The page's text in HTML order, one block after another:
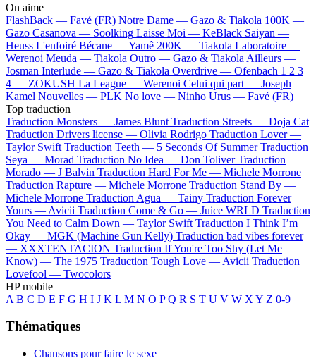
On aime
FlashBack — Favé (FR) Notre Dame — Gazo & Tiakola 100K —
Gazo Casanova — Soolking Laisse Moi — KeBlack Saiyan —
Heuss L'enfoiré Bécane —Yamê 200K — Tiakola Laboratoire —
Werenoi Meuda — Tiakola Outro — Gazo & Tiakola Ailleurs —
Josman Interlude — Gazo & Tiakola Overdrive — Ofenbach 1 2 3
4 — ZOKUSH La League — Werenoi Celui qui part — Joseph
Kamel Nouvelles — PLK No love — Ninho Urus — Favé (FR)
Top traduction
Traduction Monsters — James Blunt Traduction Streets — Doja Cat
Traduction Drivers license — Olivia Rodrigo Traduction Lover —
Taylor Swift Traduction Teeth — 5 Seconds Of Summer Traduction
Seya — Morad Traduction No Idea — Don Toliver Traduction
Morado — J Balvin Traduction Hard For Me — Michele Morrone
Traduction Rapture — Michele Morrone Traduction Stand By —
Michele Morrone Traduction Agua — Tainy Traduction Forever
Yours — Avicii Traduction Come & Go — Juice WRLD Traduction
You Need to Calm Down — Taylor Swift Traduction I Think I’m
Okay — MGK (Machine Gun Kelly) Traduction bad vibes forever
— XXXTENTACION Traduction If You're Too Shy (Let Me
Know) — The 1975 Traduction Tough Love — Avicii Traduction
Lovefool — Twocolors
HP mobile
A B C D E F G H I J K L M N O P Q R S T U V W X Y Z 0-9
Thématiques
Chansons pour faire le sexe